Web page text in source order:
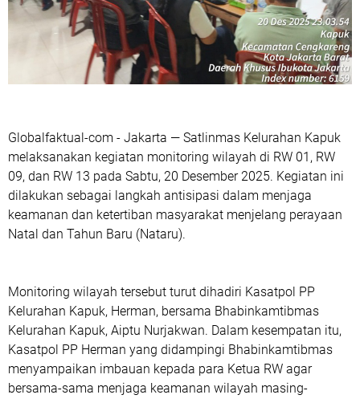
Globalfaktual-com - Jakarta — Satlinmas Kelurahan Kapuk
melaksanakan kegiatan monitoring wilayah di RW 01, RW
09, dan RW 13 pada Sabtu, 20 Desember 2025. Kegiatan ini
dilakukan sebagai langkah antisipasi dalam menjaga
keamanan dan ketertiban masyarakat menjelang perayaan
Natal dan Tahun Baru (Nataru).
Monitoring wilayah tersebut turut dihadiri Kasatpol PP
Kelurahan Kapuk, Herman, bersama Bhabinkamtibmas
Kelurahan Kapuk, Aiptu Nurjakwan. Dalam kesempatan itu,
Kasatpol PP Herman yang didampingi Bhabinkamtibmas
menyampaikan imbauan kepada para Ketua RW agar
bersama-sama menjaga keamanan wilayah masing-